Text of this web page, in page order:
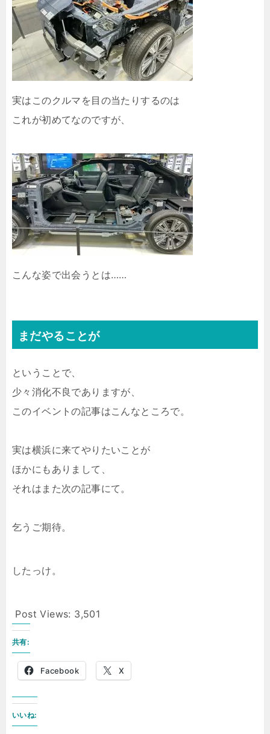
実はこのクルマを目の当たりするのは
これが初めてなのですが、
こんな姿で出会うとは……
まだやることが
ということで、
少々消化不良でありますが、
このイベントの記事はこんなところで。
実は横浜に来てやりたいことが
ほかにもありまして、
それはまた次の記事にて。
乞うご期待。
したっけ。
Post Views: 3,501
共有:
Facebook X
いいね: